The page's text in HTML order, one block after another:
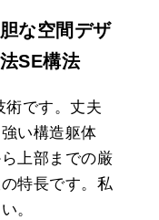
な空間デザ
SE構法
術です。丈夫
い構造躯体
上部までの厳
特長です。私
。